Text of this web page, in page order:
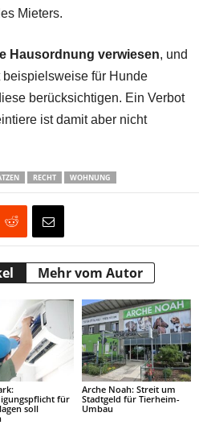
Mieters.
Hausordnung verwiesen, und
für Hunde
berücksichtigen. Ein Verbot
ist damit aber nicht
RECHT WOHNUNG
Mehr vom Autor
für
soll
Arche Noah: Streit um
Stadtgeld für Tierheim-
Umbau